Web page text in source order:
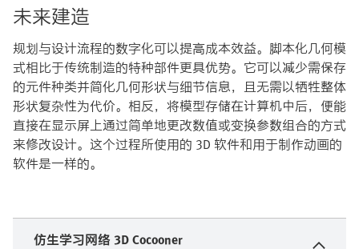
未来建造
规划与设计流程的数字化可以提高成本效益。脚本化几何模
式相比于传统制造的特种部件更具优势。它可以减少需保存
的元件种类并简化几何形状与细节信息，且无需以牺牲整体
形状复杂性为代价。相反，将模型存储在计算机中后，便能
直接在显示屏上通过简单地更改数值或变换参数组合的方式
来修改设计。这个过程所使用的 3D 软件和用于制作动画的
软件是一样的。
仿生学习网络 3D Cocooner